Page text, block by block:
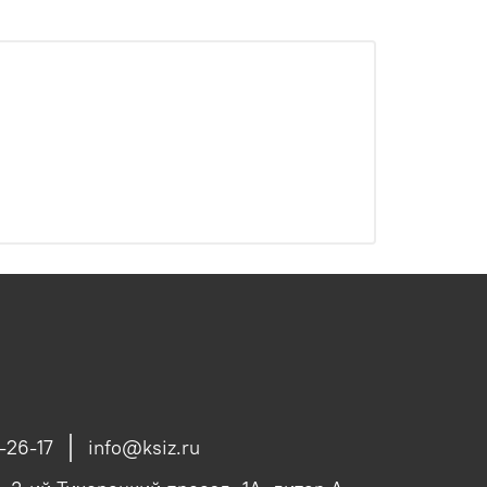
17
info@ksiz.ru